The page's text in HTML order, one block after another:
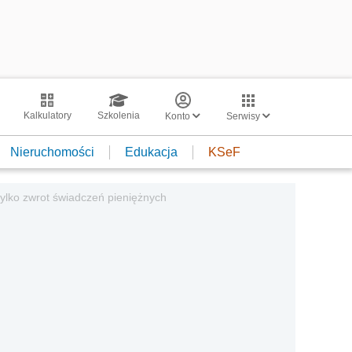
Kalkulatory Szkolenia Konto Serwisy
Nieruchomości Edukacja KSeF
zwrot świadczeń pieniężnych